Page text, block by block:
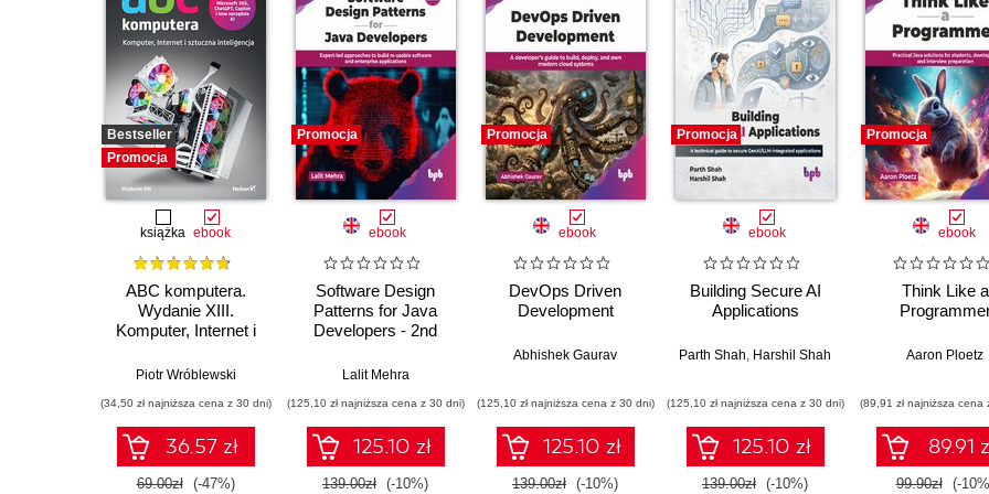
Bestseller
Promocja
książka ebook
ABC komputera.
Wydanie XIII.
Komputer, Internet i
Piotr Wróblewski
(34,50 zł najniższa cena z 30 dni)
36.57 zł
69.00zł (-47%)
Promocja
ebook
Software Design
Patterns for Java
Developers - 2nd
Lalit Mehra
(125,10 zł najniższa cena z 30 dni)
125.10 zł
139.00zł (-10%)
Promocja
ebook
DevOps Driven
Development
Abhishek Gaurav
(125,10 zł najniższa cena z 30 dni)
125.10 zł
139.00zł (-10%)
Promocja
ebook
Building Secure AI
Applications
Parth Shah, Harshil Shah
(125,10 zł najniższa cena z 30 dni)
125.10 zł
139.00zł (-10%)
Promocja
ebook
Think Like a
Aaron Ploetz
(89,91 zł najniższa cena
89.91
99.90zł (-